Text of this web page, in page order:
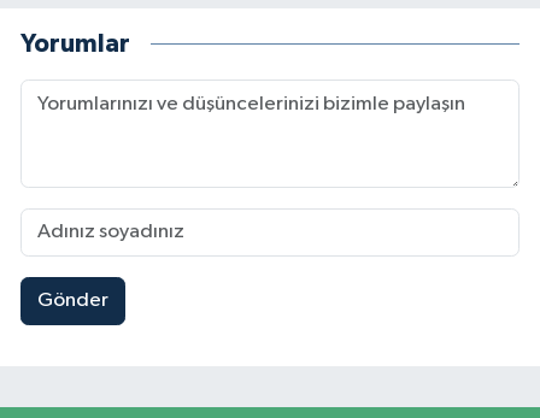
Yorumlar
Gönder